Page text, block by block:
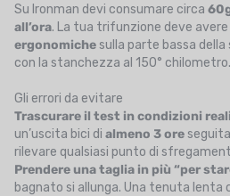
Su Ironman devi consumare circa
all’ora. La tua trifunzione deve
ergonomichesulla parte bassa
con la stanchezza al 150° chilometro.
Gli errori da evitare
Trascurare il test in condizioni reali
un’uscita bici di almeno 3 ore
rilevare qualsiasi punto di
Prendere una taglia in più “per
bagnato si allunga. Una tenuta lenta